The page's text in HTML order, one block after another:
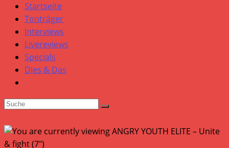
Startseite
Tonträger
Interviews
Livereviews
Specials
Dies & Das